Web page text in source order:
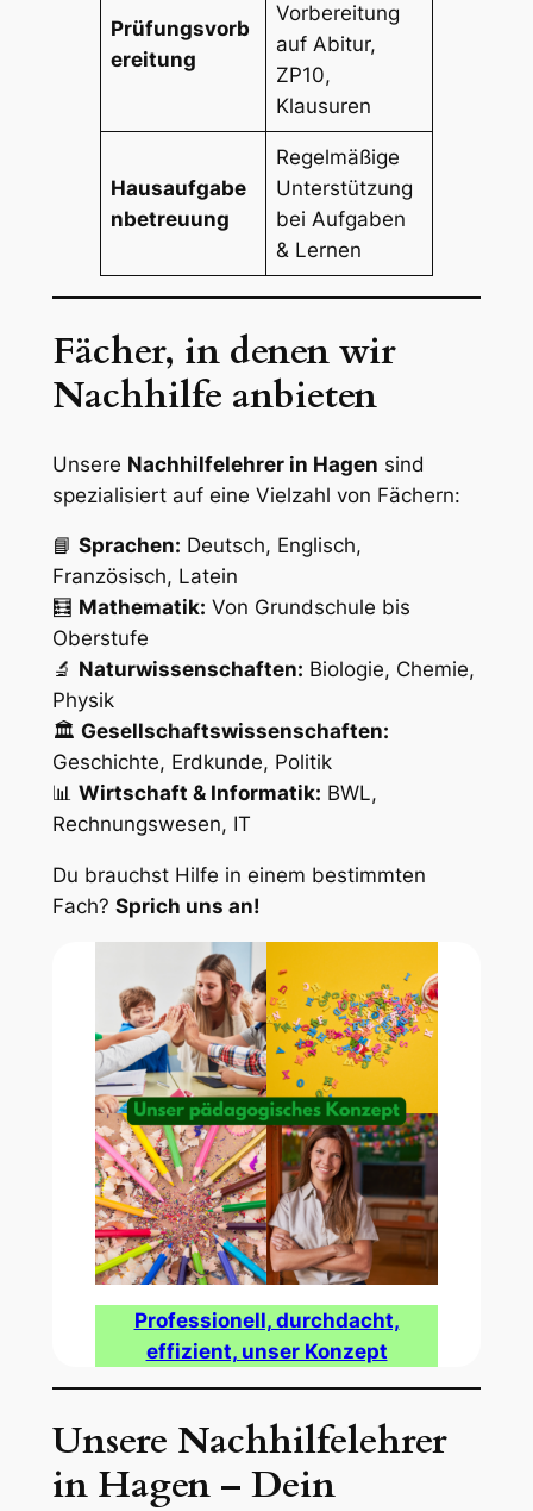
Prüfungsvorb
ereitung
Vorbereitung
auf Abitur,
ZP10,
Klausuren
Hausaufgabe
nbetreuung
Regelmäßige
Unterstützung
bei Aufgaben
& Lernen
Fächer, in denen wir
Nachhilfe anbieten
Unsere Nachhilfelehrer in Hagen sind
spezialisiert auf eine Vielzahl von Fächern:
📘 Sprachen: Deutsch, Englisch,
Französisch, Latein
🧮 Mathematik: Von Grundschule bis
Oberstufe
🔬 Naturwissenschaften: Biologie, Chemie,
Physik
🏛 Gesellschaftswissenschaften:
Geschichte, Erdkunde, Politik
📊 Wirtschaft & Informatik: BWL,
Rechnungswesen, IT
Du brauchst Hilfe in einem bestimmten
Fach? Sprich uns an!
Professionell, durchdacht,
effizient, unser Konzept
Unsere Nachhilfelehrer
in Hagen – Dein